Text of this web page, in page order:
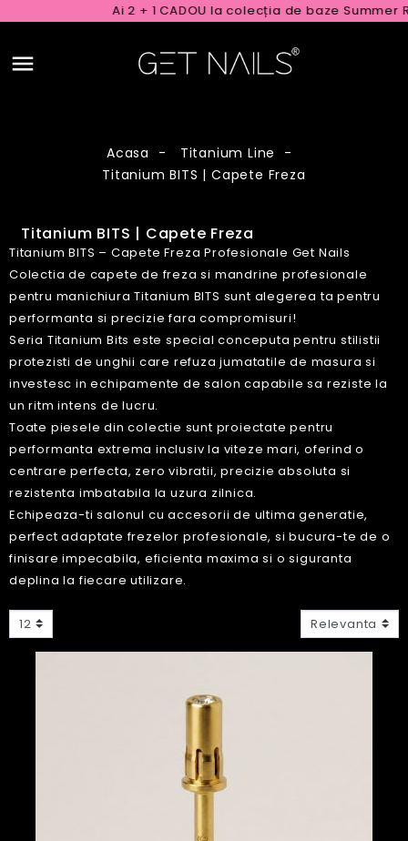
Ai 2 + 1 CADOU la colecția de baze Summer
Acasa
Titanium Line
Titanium BITS | Capete Freza
Titanium BITS | Capete Freza
Titanium BITS – Capete Freza Profesionale Get Nails
Colectia de capete de freza si mandrine profesionale
pentru manichiura Titanium BITS sunt alegerea ta pentru
performanta si precizie fara compromisuri!
Seria Titanium Bits este special conceputa pentru stilistii
protezisti de unghii care refuza jumatatile de masura si
investesc in echipamente de salon capabile sa reziste la
un ritm intens de lucru.
Toate piesele din colectie sunt proiectate pentru
performanta extrema inclusiv la viteze mari, oferind o
centrare perfecta, zero vibratii, precizie absoluta si
rezistenta imbatabila la uzura zilnica.
Echipeaza-ti salonul cu accesorii de ultima generatie,
perfect adaptate frezelor profesionale, si bucura-te de o
finisare impecabila, eficienta maxima si o siguranta
deplina la fiecare utilizare.
12 Relevanta